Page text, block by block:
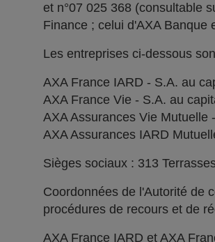
et n°07 025 368 (consultable
Finance ; celui d'AXA Banque
Les entreprises ci-dessous
AXA France IARD - S.A. au
AXA France Vie - S.A. au
AXA Assurances Vie Mutuelle
AXA Assurances IARD
Sièges sociaux : 313
Coordonnées de l'Autorité de
procédures de recours et de
AXA France IARD et AXA